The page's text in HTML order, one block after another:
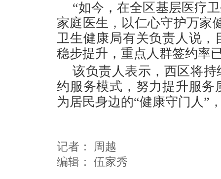
“如今，在全区基层医疗
家庭医生，以仁心守护万家
卫生健康局有关负责人说
稳步提升，重点人群签约率
该负责人表示，西区将
约服务模式，努力提升服
为居民身边的“健康守门人”
记者： 周越
编辑： 伍家秀